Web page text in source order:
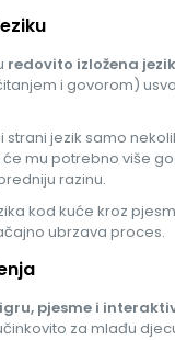
redovito izložena
i govorom)
strani jezik samo
će mu potrebno više
razinu.
kod kuće kroz
ubrzava proces.
igru, pjesme i
za mlađu